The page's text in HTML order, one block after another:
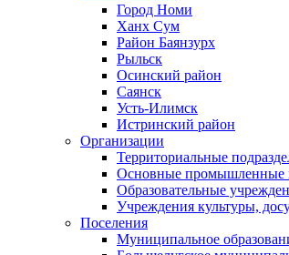
Город Номи
Ханх Сум
Район Баянзурх
Рыльск
Осинский район
Саянск
Усть-Илимск
Истринский район
Организации
Территориальные
Основные промышленные
Образовательные
Учреждения культуры,
Поселения
Муниципальное